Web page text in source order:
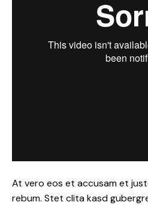
At vero eos et accusam et
rebum. Stet clita kasd